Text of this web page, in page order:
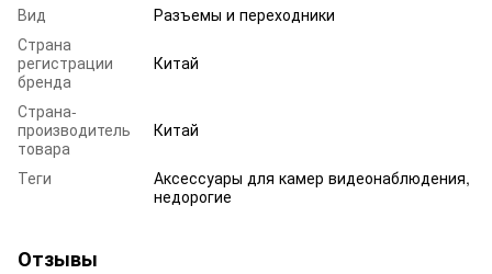
Вид
Разъемы и переходники
Страна
регистрации
бренда
Китай
Страна-
производитель
товара
Китай
Теги
Аксессуары для камер видеонаблюдения,
недорогие
Отзывы